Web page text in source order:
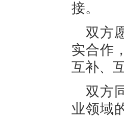
接。
双方
实合作
互补、
双方
业领域